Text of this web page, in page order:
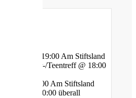
@ 19:00 Am Stiftsland
und Kinder-/Teentreff @ 18:00
@ 20:00 Am Stiftsland
@ 10:00 überall